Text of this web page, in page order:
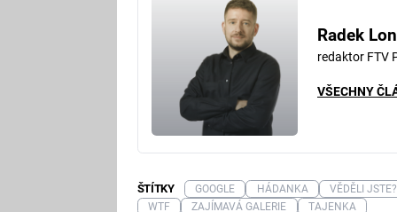
Radek
redaktor FTV
VŠECHNY
ŠTÍTKY GOOGLE HÁDANKA
VĚDĚLI JSTE?
WTF
ZAJÍMAVÁ GALERIE
TAJENKA